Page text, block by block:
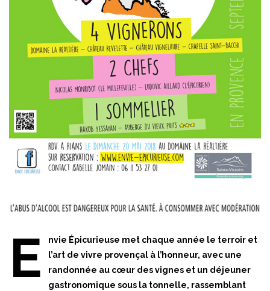
E
nvie Épicurieuse met chaque année le terroir et
l’art de vivre provençal à l’honneur, avec une
randonnée au cœur des vignes et un déjeuner
gastronomique sous la tonnelle, rassemblant